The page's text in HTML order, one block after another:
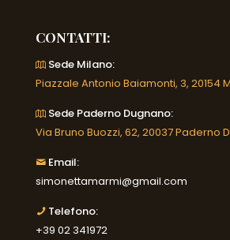
CONTATTI:
Sede Milano:
Piazzale Antonio Baiamonti, 3, 20154
Sede Paderno Dugnano:
Via Bruno Buozzi, 62, 20037 Paderno
Email:
simonettamarmi@gmail.com
Telefono:
+39 02 341972